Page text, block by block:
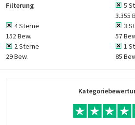
Filterung
5
3.355
4 Sterne
152 Bew.
3
57
2 Sterne
29 Bew.
1
85